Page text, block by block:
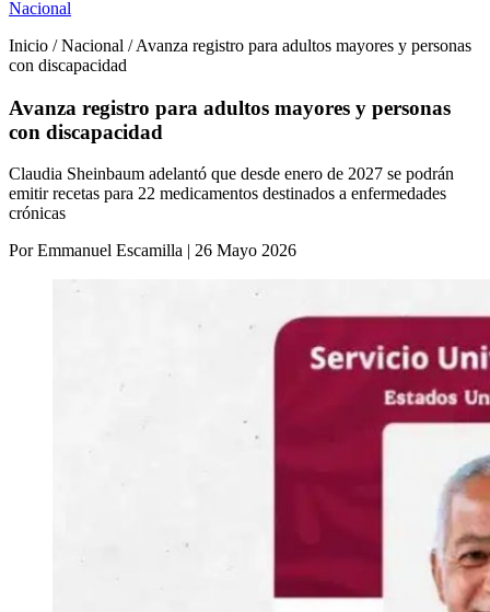
Nacional
Inicio / Nacional / Avanza registro para adultos mayores y personas
con discapacidad
Avanza registro para adultos mayores y personas
con discapacidad
Claudia Sheinbaum adelantó que desde enero de 2027 se podrán
emitir recetas para 22 medicamentos destinados a enfermedades
crónicas
Por Emmanuel Escamilla | 26 Mayo 2026